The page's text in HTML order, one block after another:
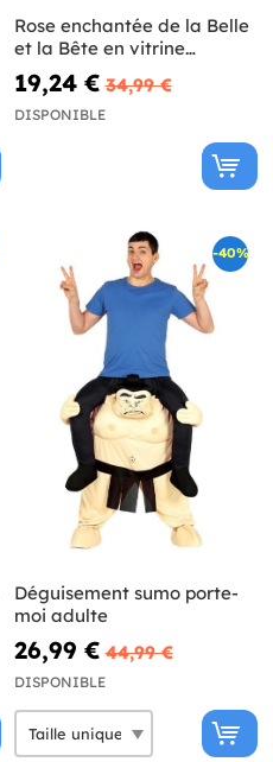
Rose enchantée de la Belle
et la Bête en vitrine
lumineuse
19,24 € 34,99 €
DISPONIBLE
-40%
Déguisement sumo porte-
moi adulte
26,99 € 44,99 €
DISPONIBLE